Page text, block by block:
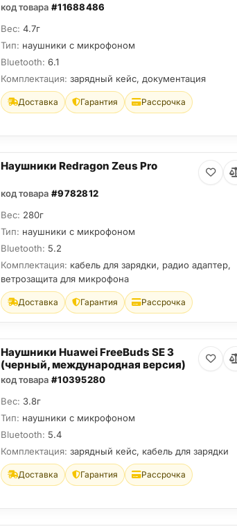
код товара #11688486
Вес: 4.7г
Тип: наушники с микрофоном
Bluetooth: 6.1
Комплектация: зарядный кейс, документация
Доставка Гарантия Рассрочка
Наушники Redragon Zeus Pro
код товара #9782812
Вес: 280г
Тип: наушники с микрофоном
Bluetooth: 5.2
Комплектация: кабель для зарядки, радио адаптер,
ветрозащита для микрофона
Доставка Гарантия Рассрочка
Наушники Huawei FreeBuds SE 3
(черный, международная версия)
код товара #10395280
Вес: 3.8г
Тип: наушники с микрофоном
Bluetooth: 5.4
Комплектация: зарядный кейс, кабель для зарядки
Доставка Гарантия Рассрочка